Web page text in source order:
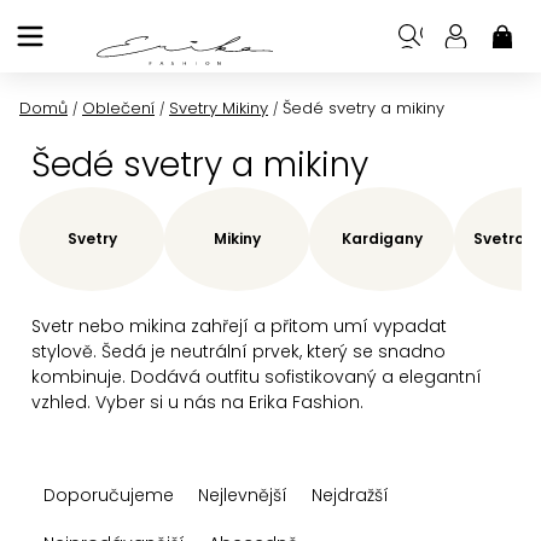
na
Domů / Oblečení / Svetry Mikiny / Šedé svetry a mikiny
Šedé svetry a mikiny
Svetr nebo mikina zahřejí a přitom umí vypadat
stylově. Šedá je neutrální prvek, který se snadno
kombinuje. Dodává outfitu sofistikovaný a elegantní
vzhled. Vyber si u nás na Erika Fashion.
Svetry Mikiny Kardigany
aDoporučujeme Nejlevnější
Nejdražší